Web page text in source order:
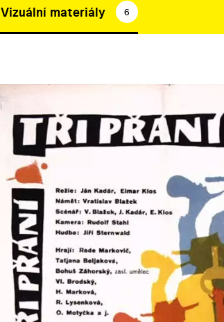
Vizuální materiály 6